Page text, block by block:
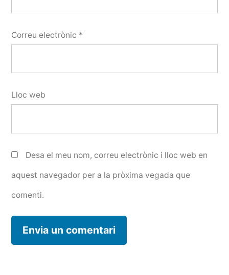
Correu electrònic *
Lloc web
Desa el meu nom, correu electrònic i lloc web en
aquest navegador per a la pròxima vegada que
comenti.